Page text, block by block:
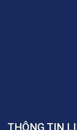
THÔNG TIN